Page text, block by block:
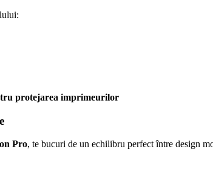
protejarea imprimeurilor
Pro, te bucuri de un echilibru perfect între design